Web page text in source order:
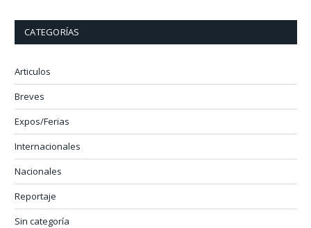
CATEGORÍAS
Articulos
Breves
Expos/Ferias
Internacionales
Nacionales
Reportaje
Sin categoría